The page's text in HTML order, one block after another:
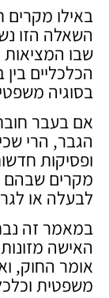
באילו
השאלה הזו
שבו
הכלכליים בין
בסוגיה
אם בעבר
הגבר, הרי
ופסיקות
מקרים שבהם
לבעלה או
במאמר זה
האישה
אומר החוק,
משפטית